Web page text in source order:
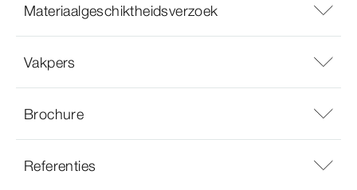
Materiaalgeschiktheidsverzoek
Vakpers
Brochure
Referenties